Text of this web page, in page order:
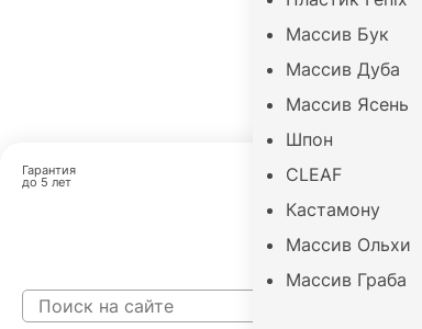
Массив Бук
Массив Дуба
Массив Ясень
Шпон
CLEAF
Кастамону
Массив Ольхи
Массив Граба
Гарантия
до 5 лет